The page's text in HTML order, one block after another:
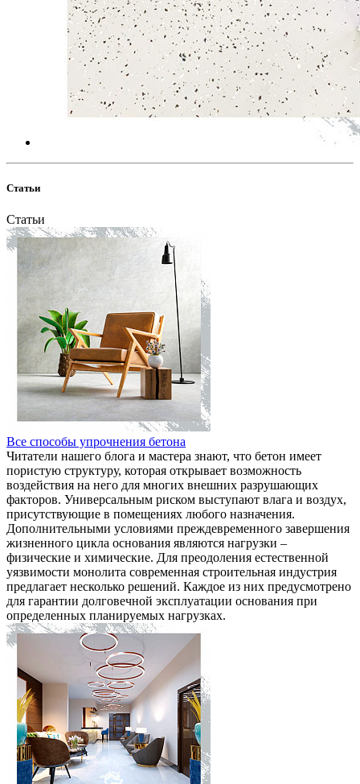
Статьи
Статьи
Все способы упрочнения бетона
Читатели нашего блога и мастера знают, что бетон имеет
пористую структуру, которая открывает возможность
воздействия на него для многих внешних разрушающих
факторов. Универсальным риском выступают влага и воздух,
присутствующие в помещениях любого назначения.
Дополнительными условиями преждевременного завершения
жизненного цикла основания являются нагрузки –
физические и химические. Для преодоления естественной
уязвимости монолита современная строительная индустрия
предлагает несколько решений. Каждое из них предусмотрено
для гарантии долговечной эксплуатации основания при
определенных планируемых нагрузках.